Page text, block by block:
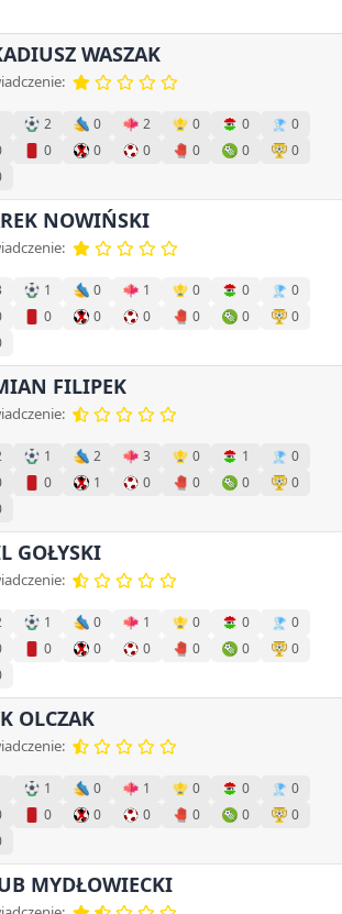
WASZAK
2 0 2 0 0
0
0 0 0 0 0
0
NOWIŃSKI
1 0 1 0 0
0
0 0 0 0 0
0
FILIPEK
1 2 3 0 1
0
0 1 0 0 0
0
GOŁYSKI
1 0 1 0 0
0
0 0 0 0 0
0
OLCZAK
1 0 1 0 0
0
0 0 0 0 0
0
MYDŁOWIECKI